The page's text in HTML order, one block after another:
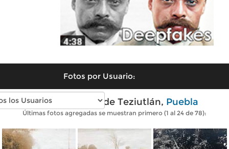
Fotos por Usuario:
Fotos antiguas de Teziutlán, Puebla
Últimas fotos agregadas se muestran primero (1 al 24 de 78):